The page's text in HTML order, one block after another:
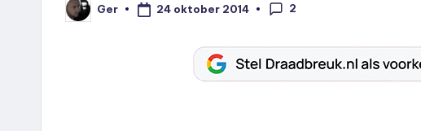
Geplaatst
door
Ger 24 oktober 2014 2